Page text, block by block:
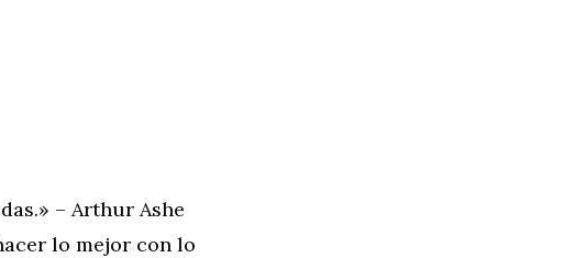
– Arthur Ashe
lo mejor con lo